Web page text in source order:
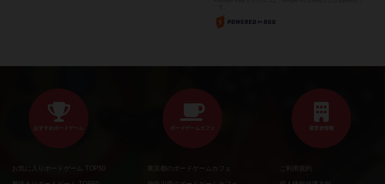
おすすめボードゲーム
お気に入りボードゲーム TOP50
ボードゲームカフェ
東京都のボードゲームカフェ
運営者情報
ご利用規約